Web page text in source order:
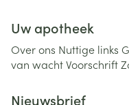
Uw apotheek
Over ons Nuttige links
van wachtVoorschrift
Nieuwsbrief